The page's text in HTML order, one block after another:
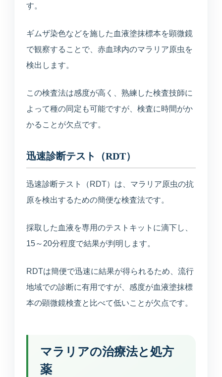
す。
ギムザ染色などを施した血液塗抹標本を顕微鏡
で観察することで、赤血球内のマラリア原虫を
検出します。
この検査法は感度が高く、熟練した検査技師に
よって種の同定も可能ですが、検査に時間がか
かることが欠点です。
迅速診断テスト（RDT）
迅速診断テスト（RDT）は、マラリア原虫の抗
原を検出するための簡便な検査法です。
採取した血液を専用のテストキットに滴下し、
15～20分程度で結果が判明します。
RDTは簡便で迅速に結果が得られるため、流行
地域での診断に有用ですが、感度が血液塗抹標
本の顕微鏡検査と比べて低いことが欠点です。
マラリアの治療法と処方
薬